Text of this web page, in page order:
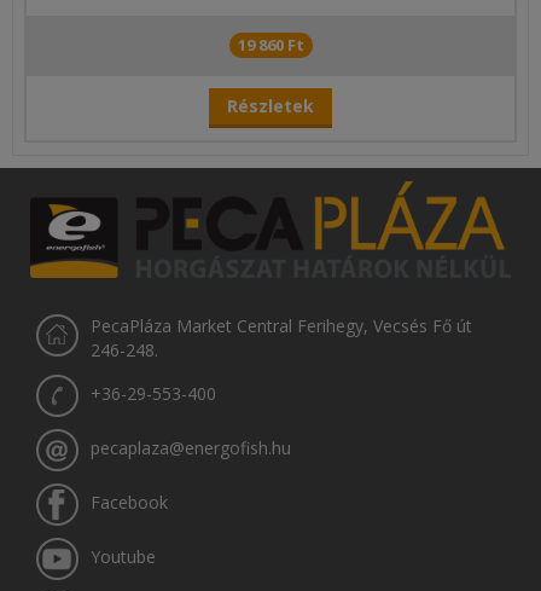
19 860 Ft
Részletek
PecaPláza Market Central Ferihegy, Vecsés Fő út
246-248.
+36-29-553-400
pecaplaza@energofish.hu
Facebook
Youtube